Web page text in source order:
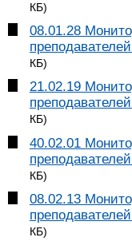
КБ)
08.01.28
КБ)
21.02.19
КБ)
40.02.01
КБ)
08.02.13
КБ)